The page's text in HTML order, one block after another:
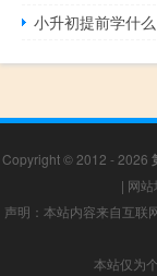
小升初提前学什么
Copyright © 2012 - 2026
| 网站
声明：本站内容来自互联
本站仅为